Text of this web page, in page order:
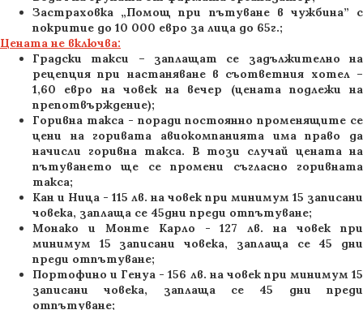
Застраховка „Помощ при пътуване в чужбина” с
покритие до 10 000 евро за лица до 65г.;
Цената не включва:
Градски такси – заплащат се задължително на
рецепция при настаняване в съответния хотел –
1,60 евро на човек на вечер (цената подлежи на
препотвърждение);
Горивна такса - поради постоянно променящите се
цени на горивата авиокомпанията има право да
начисли горивна такса. В този случай цената на
пътуването ще се промени съгласно горивната
такса;
Кан и Ница - 115 лв. на човек при минимум 15 записани
човека, заплаща се 45дни преди отпътуване;
Монако и Монте Карло - 127 лв. на човек при
минимум 15 записани човека, заплаща се 45 дни
преди отпътуване;
Портофино и Генуа - 156 лв. на човек при минимум 15
записани човека, заплаща се 45 дни преди
отпътуване;